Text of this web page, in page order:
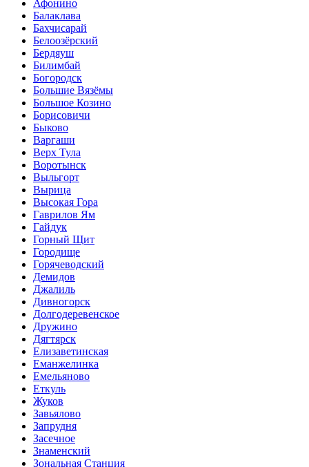
Афонино
Балаклава
Бахчисарай
Белоозёрский
Бердяуш
Билимбай
Богородск
Большие Вязёмы
Большое Козино
Борисовичи
Быково
Варгаши
Верх Тула
Воротынск
Выльгорт
Вырица
Высокая Гора
Гаврилов Ям
Гайдук
Горный Щит
Городище
Горячеводский
Демидов
Джалиль
Дивногорск
Долгодеревенское
Дружино
Дягтярск
Елизаветинская
Еманжелинка
Емельяново
Еткуль
Жуков
Завьялово
Запрудня
Засечное
Знаменский
Зональная Станция